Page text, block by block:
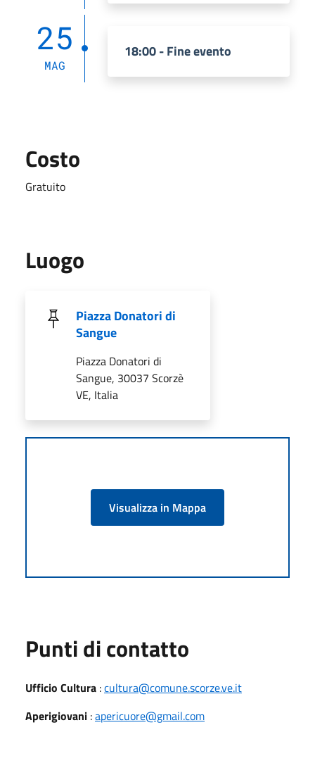
25
MAG
18:00 - Fine evento
Costo
Gratuito
Luogo
Piazza Donatori di
Sangue
Piazza Donatori di
Sangue, 30037 Scorzè
VE, Italia
Visualizza in Mappa
Punti di contatto
Ufficio Cultura :cultura@comune.scorze.ve.it
Aperigiovani :apericuore@gmail.com